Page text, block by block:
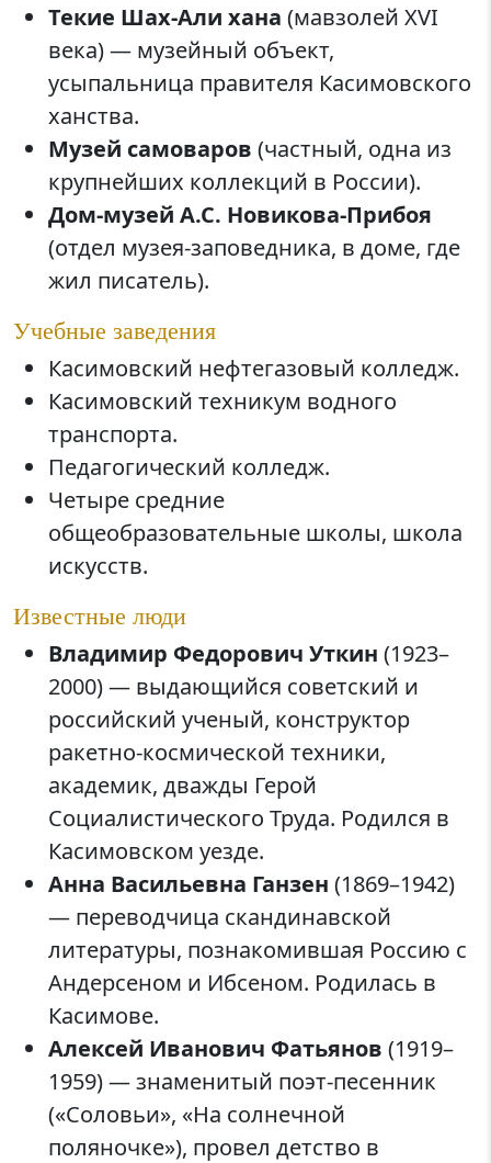
Текие Шах-Али хана (мавзолей XVI
века) — музейный объект,
усыпальница правителя Касимовского
ханства.
Музей самоваров (частный, одна из
крупнейших коллекций в России).
Дом-музей А.С. Новикова-Прибоя
(отдел музея-заповедника, в доме, где
жил писатель).
Учебные заведения
Касимовский нефтегазовый колледж.
Касимовский техникум водного
транспорта.
Педагогический колледж.
Четыре средние
общеобразовательные школы, школа
искусств.
Известные люди
Владимир Федорович Уткин (1923–
2000) — выдающийся советский и
российский ученый, конструктор
ракетно-космической техники,
академик, дважды Герой
Социалистического Труда. Родился в
Касимовском уезде.
Анна Васильевна Ганзен (1869–1942)
— переводчица скандинавской
литературы, познакомившая Россию с
Андерсеном и Ибсеном. Родилась в
Касимове.
Алексей Иванович Фатьянов (1919–
1959) — знаменитый поэт-песенник
(«Соловьи», «На солнечной
поляночке»), провел детство в